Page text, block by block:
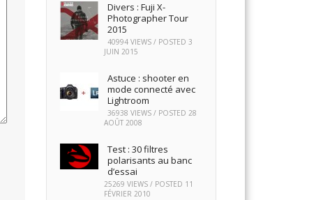
Divers : Fuji X-
Photographer Tour
2015
40994 VIEWS / POSTED3
JUIN 2015
Astuce : shooter en
mode connecté avec
Lightroom
36938 VIEWS / POSTED28
AOÛT 2008
Test : 30 filtres
polarisants au banc
d’essai
25269 VIEWS / POSTED 11
FÉVRIER 2010